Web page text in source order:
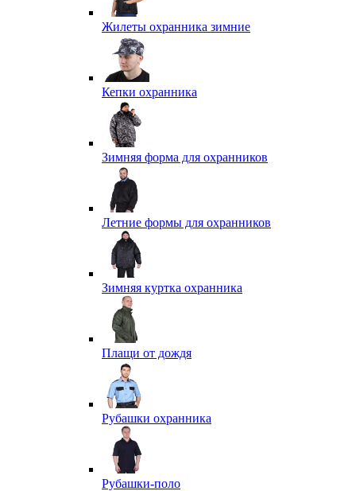
Жилеты охранника зимние
Кепки охранника
Зимняя форма для охранников
Летние формы для охранников
Зимняя куртка охранника
Плащи от дождя
Рубашки охранника
Рубашки-поло